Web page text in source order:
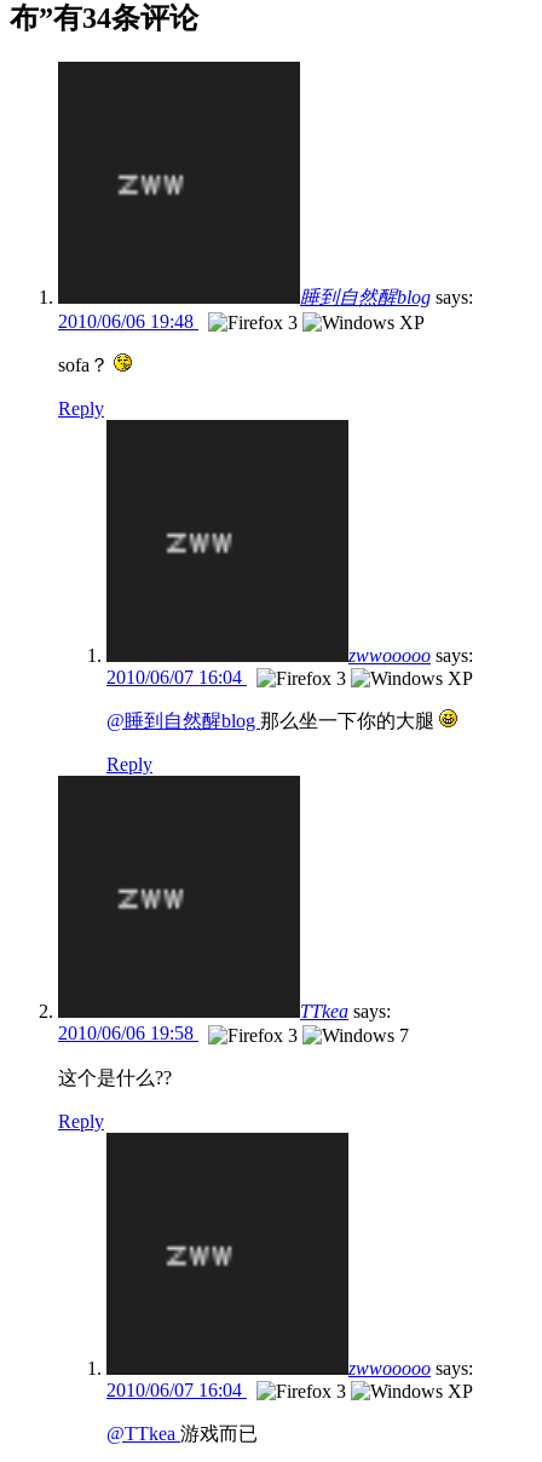
布”有34条评论
睡到自然醒blog says:
2010/06/06 19:48
sofa？
Reply
zwwooooo says:
2010/06/07 16:04
@睡到自然醒blog 那么坐一下你的大腿
Reply
TTkea says:
2010/06/06 19:58
这个是什么??
Reply
zwwooooo says:
2010/06/07 16:04
@TTkea 游戏而已